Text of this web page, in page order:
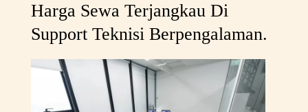
Harga Sewa Terjangkau Di
Support Teknisi Berpengalaman.